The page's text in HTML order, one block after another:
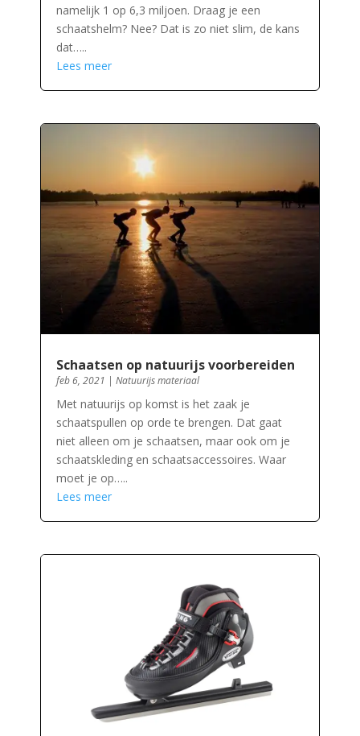
namelijk 1 op 6,3 miljoen. Draag je een
schaatshelm? Nee? Dat is zo niet slim, de kans
dat…..
Lees meer
Schaatsen op natuurijs voorbereiden
feb 6, 2021 | Natuurijs materiaal
Met natuurijs op komst is het zaak je
schaatspullen op orde te brengen. Dat gaat
niet alleen om je schaatsen, maar ook om je
schaatskleding en schaatsaccessoires. Waar
moet je op…..
Lees meer